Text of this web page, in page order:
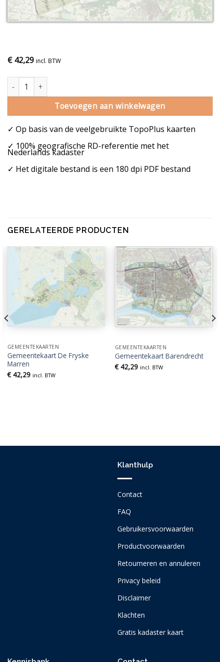
€ 42,29 incl. BTW
Gemeentekaart Venray aantal
Toevoegen aan winkelwagen
✓ Op basis van de veelgebruikte TopoPlus kaarten
✓ 100% geografische RD-referentie met het
Nederlands kadaster
✓ Het digitale bestand is een 180 dpi PDF bestand
GERELATEERDE PRODUCTEN
GEMEENTEKAARTEN
Gemeentekaart De Fryske
Marren
€42,29 incl. BTW
GEMEENTEKAARTEN
Gemeentekaart Barendrecht
€42,29 incl. BTW
Klanthulp
Contact
FAQ
Gebruikersvoorwaarden
Productvoorwaarden
Retourneren en annuleren
Privacy beleid
Disclaimer
Klachten
Gratis kadaster kaart